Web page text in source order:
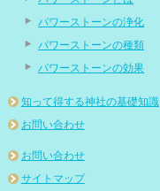
パワーストーンの浄化
パワーストーンの種類
パワーストーンの効果
知って得する神社の基礎知識
お問い合わせ
お問い合わせ
サイトマップ